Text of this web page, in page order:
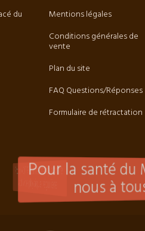
du
Mentions légales
Conditions générales de
vente
Plan du site
FAQ Questions/Réponses
Formulaire de rétractation
Pour VOTRE santé, pratiquez une
Pour la santé du
nous à tous